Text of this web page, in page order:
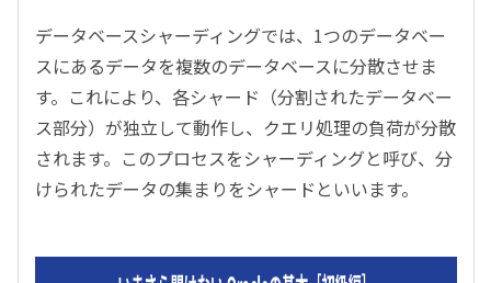
データベースシャーディングでは、1つのデータベー
スにあるデータを複数のデータベースに分散させま
す。これにより、各シャード（分割されたデータベー
ス部分）が独立して動作し、クエリ処理の負荷が分散
されます。このプロセスをシャーディングと呼び、分
けられたデータの集まりをシャードといいます。